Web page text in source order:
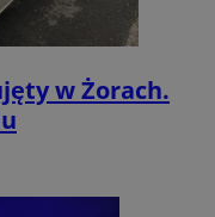
w Żorach.